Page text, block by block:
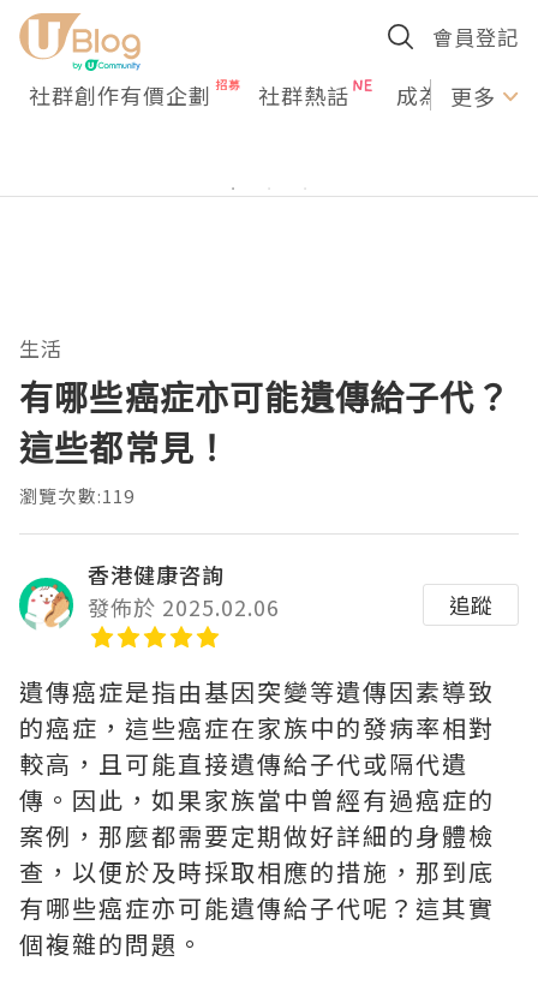
會員登記
社群創作有價企劃 社群熱話 成為U更多
生活
有哪些癌症亦可能遺傳給子代？
這些都常見！
瀏覽次數:119
香港健康咨詢
發佈於 2025.02.06
追蹤
遺傳癌症是指由基因突變等遺傳因素導致
的癌症，這些癌症在家族中的發病率相對
較高，且可能直接遺傳給子代或隔代遺
傳。因此，如果家族當中曾經有過癌症的
案例，那麼都需要定期做好詳細的身體檢
查，以便於及時採取相應的措施，那到底
有哪些癌症亦可能遺傳給子代呢？這其實
個複雜的問題。